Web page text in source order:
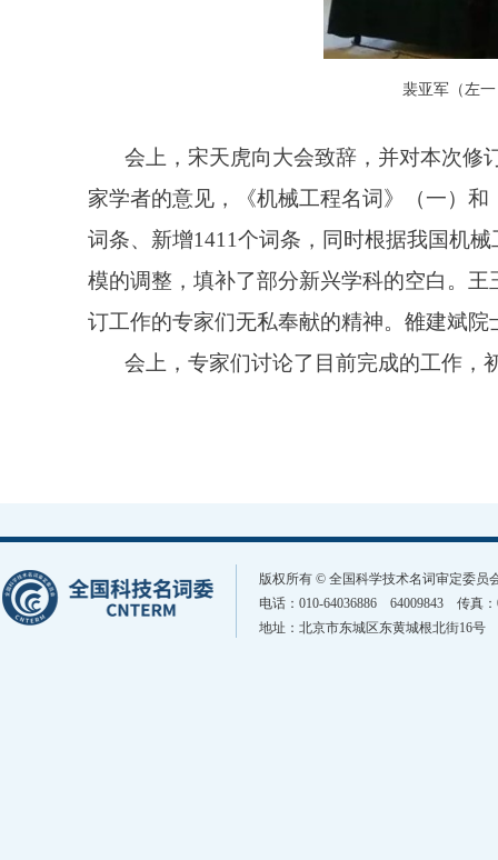
裴亚军（左
会上，宋天虎向大会致辞，并对本次修
家学者的意见，《机械工程名词》（一）
词条、新增1411个词条，同时根据我国机
模的调整，填补了部分新兴学科的空白。
订工作的专家们无私奉献的精神。雒建斌
会上，专家们讨论了目前完成的工作，
版权所有 © 全国科学技术名词审定委
电话：010-64036886 64009843 传真
地址：北京市东城区东黄城根北街16